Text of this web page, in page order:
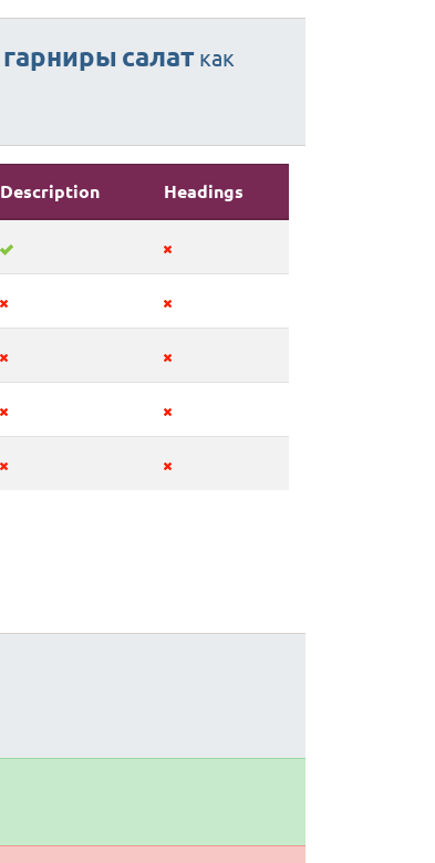
гарниры салат как
Description Headings